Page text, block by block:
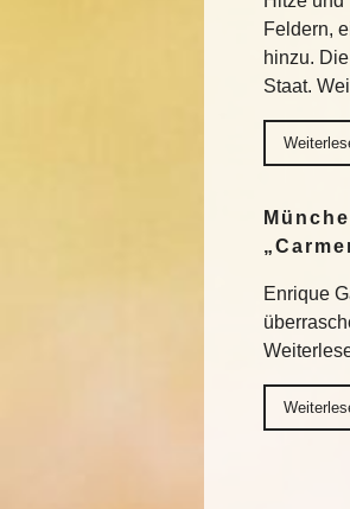
Feldern,
hinzu.
Staat.
Enrique